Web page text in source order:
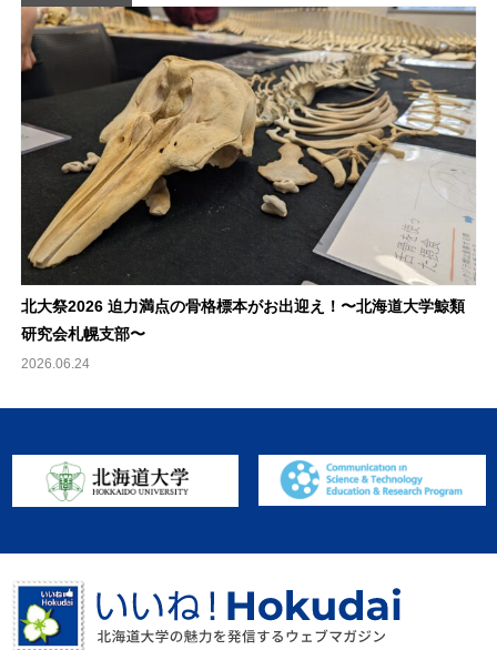
北大祭2026 迫力満点の骨格標本がお出迎え！〜北海道大学鯨類
研究会札幌支部〜
2026.06.24